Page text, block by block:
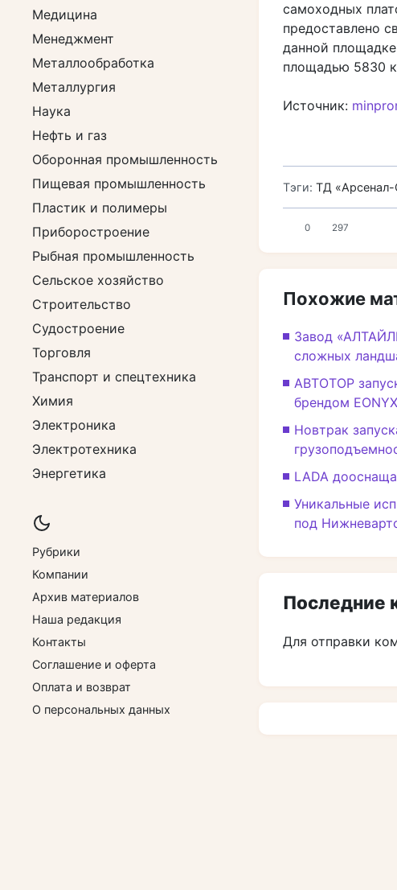
самоходных
предоставлено
данной
площадью 5830
Источник:
Тэги: ТД
0 297
Похожие
Завод
сложных
АВТОТОР
брендом
Новтрак
LADA
Уникальные
под
Последние
Для отправки
Медицина
Менеджмент
Металлообработка
Металлургия
Наука
Нефть и газ
Оборонная промышленность
Пищевая промышленность
Пластик и полимеры
Приборостроение
Рыбная промышленность
Сельское хозяйство
Строительство
Судостроение
Торговля
Транспорт и спецтехника
Химия
Электроника
Электротехника
Энергетика
Рубрики
Компании
Архив материалов
Наша редакция
Контакты
Соглашение и оферта
Оплата и возврат
О персональных данных